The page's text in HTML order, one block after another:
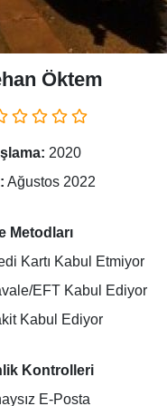
Öktem
2020
Ağustos 2022
Metodları
Kartı Kabul Etmiyor
EFT Kabul Ediyor
Kabul Ediyor
Kontrolleri
E-Posta